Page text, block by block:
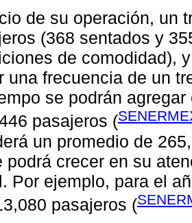
de su operación, un
(368 sentados y
de comodidad),
una frecuencia de un
se podrán
pasajeros (
un promedio de
podrá crecer en su
Por ejemplo, para el
pasajeros (